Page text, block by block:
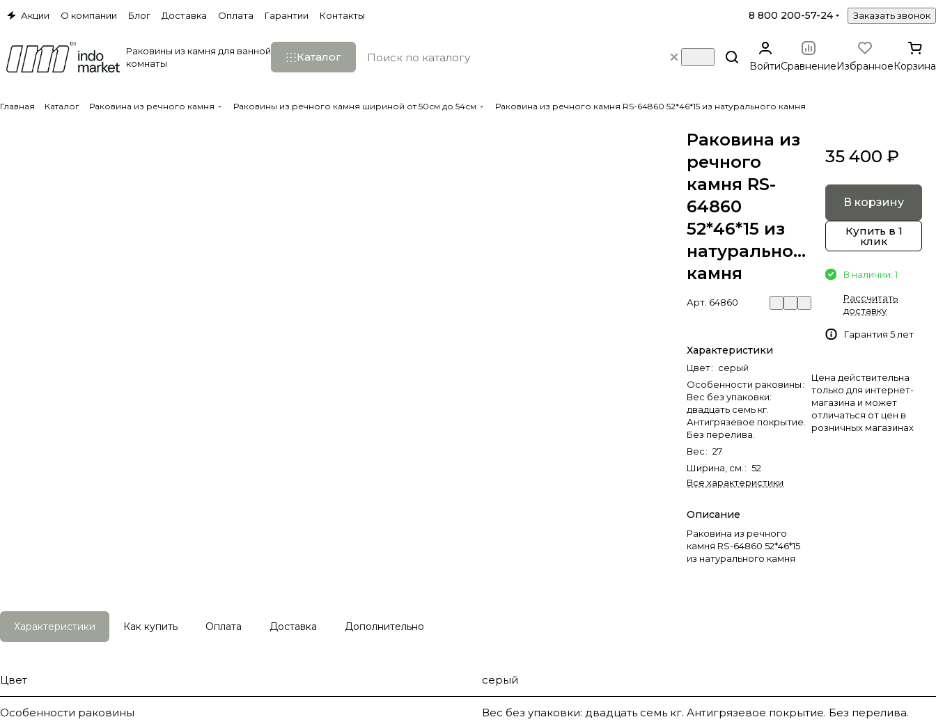
Акции О компании Блог Доставка Оплата Гарантии Контакты 8 800 200-57-24 Заказать звонок
Раковины из камня для ванной
комнаты
Каталог
ВойтиСравнениеИзбранноеКорзина
Главная Каталог Раковина из речного камня Раковины из речного камня шириной от 50см до 54см Раковина из речного камня RS-64860 52*46*15 из натурального камня
Раковина из
речного
камня RS-
64860
52*46*15 из
натурального
камня
Арт. 64860
Характеристики
Цвет: серый
Особенности раковины:
Вес без упаковки:
двадцать семь кг.
Антигрязевое покрытие.
Без перелива.
Вес: 27
Ширина, см. : 52
Все характеристики
Описание
Раковина из речного
камня RS-64860 52*46*15
из натурального камня
35 400 ₽
В корзину
Купить в 1
клик
В наличии: 1
Рассчитать
доставку
Гарантия 5 лет
Цена действительна
только для интернет-
магазина и может
отличаться от цен в
розничных магазинах
Характеристики Как купить Оплата Доставка Дополнительно
Цвет серый
Особенности раковины Вес без упаковки: двадцать семь кг. Антигрязевое покрытие. Без перелива.